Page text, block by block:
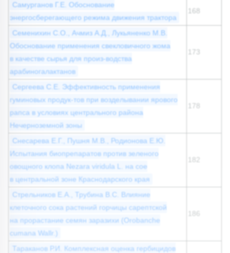
Самурганов Г.Е. Обоснование
энергосберегающего режима движения трактора
168
Семенихин С.О., Ачмиз А.Д., Лукьяненко М.В.
Обоснование применения свекловичного жома
в качестве сырья для произ-водства
арабиногалактанов
173
Сергеева С.Е. Эффективность применения
гуминовых продук-тов при возделывании ярового
рапса в условиях центрального района
Нечерноземной зоны
178
Снесарева Е.Г., Пушня М.В., Родионова Е.Ю.
Испытания биопрепаратов против зеленого
овощного клопа Nezara viridula L. на сое
в центральной зоне Краснодарского края
182
Стрельников Е.А., Трубина В.С. Влияние
клеточного сока растений горчицы сарептской
на прорастание семян заразихи (Orobanche
cumana Wallr.)
Тараканов Р.И. Комплексная оценка гербицидов